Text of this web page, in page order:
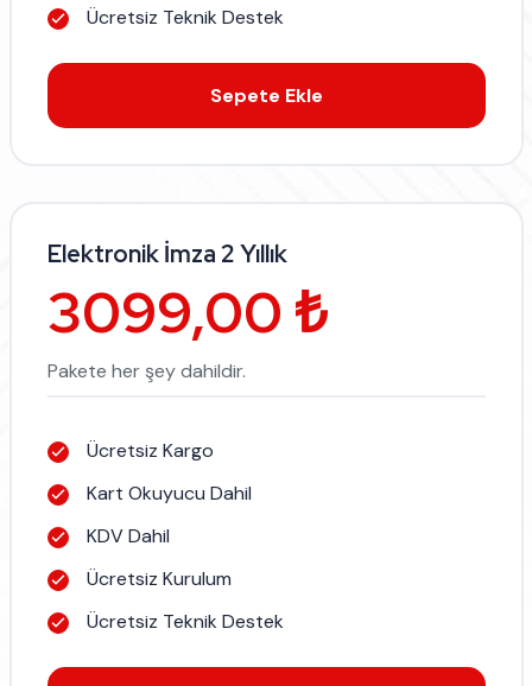
Ücretsiz Teknik Destek
Sepete Ekle
Elektronik İmza 2 Yıllık
3099,00 ₺
Pakete her şey dahildir.
Ücretsiz Kargo
Kart Okuyucu Dahil
KDV Dahil
Ücretsiz Kurulum
Ücretsiz Teknik Destek